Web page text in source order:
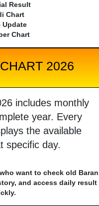
Result
Chart
Update
Chart
2026
includes monthly
year. Every
the available
specific day.
want to check old Baran
and access daily result